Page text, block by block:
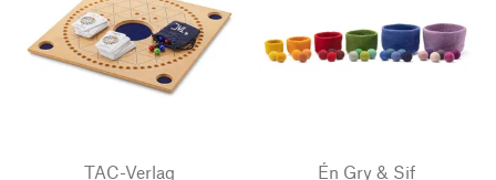
TAC-Verlag
Én Gry & Sif